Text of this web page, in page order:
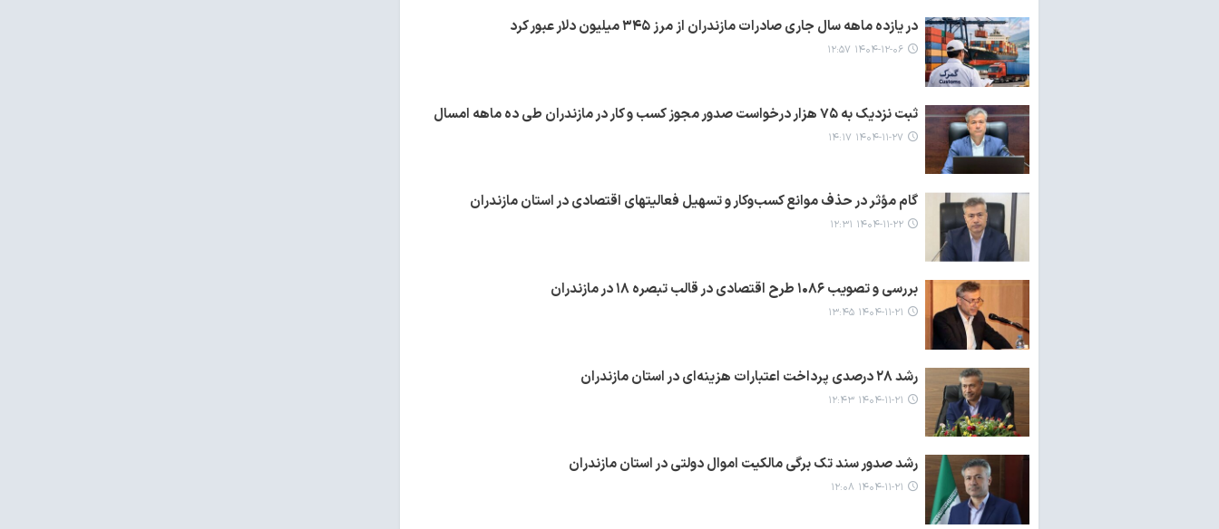
در یازده ماهه سال جاری صادرات مازندران از مرز ۳۴۵ میلیون دلار عبور کرد
۱۴۰۴-۱۲-۰۶ ۱۲:۵۷
ثبت نزدیک به ۷۵ هزار درخواست صدور مجوز کسب و کار در مازندران طی ده ماهه امسال
۱۴۰۴-۱۱-۲۷ ۱۴:۱۷
گام مؤثر در حذف موانع کسب‌وکار و تسهیل فعالیتهای اقتصادی در استان مازندران
۱۴۰۴-۱۱-۲۲ ۱۲:۳۱
بررسی و تصویب ۱۰۸۶ طرح اقتصادی در قالب تبصره ۱۸ در مازندران
۱۴۰۴-۱۱-۲۱ ۱۳:۴۵
رشد ۲۸ درصدی پرداخت اعتبارات هزینه‌ای در استان مازندران
۱۴۰۴-۱۱-۲۱ ۱۲:۴۳
رشد صدور سند تک برگی مالکیت اموال دولتی در استان مازندران
۱۴۰۴-۱۱-۲۱ ۱۲:۰۸